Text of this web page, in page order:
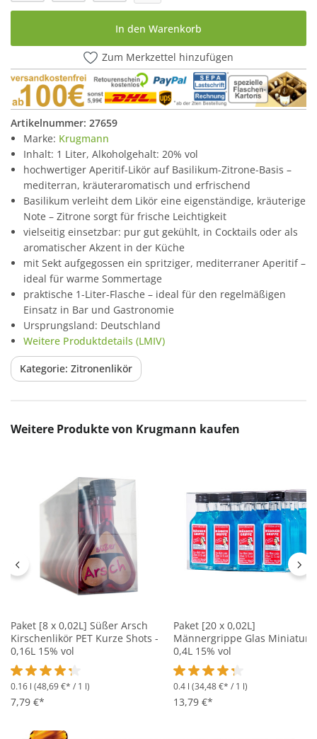
In den Warenkorb
Zum Merkzettel hinzufügen
Artikelnummer: 27659
Marke: Krugmann
Inhalt: 1 Liter, Alkoholgehalt: 20% vol
hochwertiger Aperitif-Likör auf Basilikum-Zitrone-Basis –
mediterran, kräuteraromatisch und erfrischend
Basilikum verleiht dem Likör eine eigenständige, kräuterige
Note – Zitrone sorgt für frische Leichtigkeit
vielseitig einsetzbar: pur gut gekühlt, in Cocktails oder als
aromatischer Akzent in der Küche
mit Sekt aufgegossen ein spritziger, mediterraner Aperitif –
ideal für warme Sommertage
praktische 1-Liter-Flasche – ideal für den regelmäßigen
Einsatz in Bar und Gastronomie
Ursprungsland: Deutschland
Weitere Produktdetails (LMIV)
Kategorie: Zitronenlikör
Produktgalerie überspringen
Weitere Produkte von Krugmann kaufen
Paket [8 x 0,02L] Süßer Arsch
Kirschenlikör PET Kurze Shots -
0,16L 15% vol
Durchschnittliche Bewertung von 4.1 von 5 Sternen
0.16 l (48,69 €* / 1 l)
7,79 €*
Paket [20 x 0,02L]
Männergrippe Glas Miniatur -
0,4L 15% vol
Durchschnittliche
0.4 l (34,48 €* / 1 l)
13,79 €*